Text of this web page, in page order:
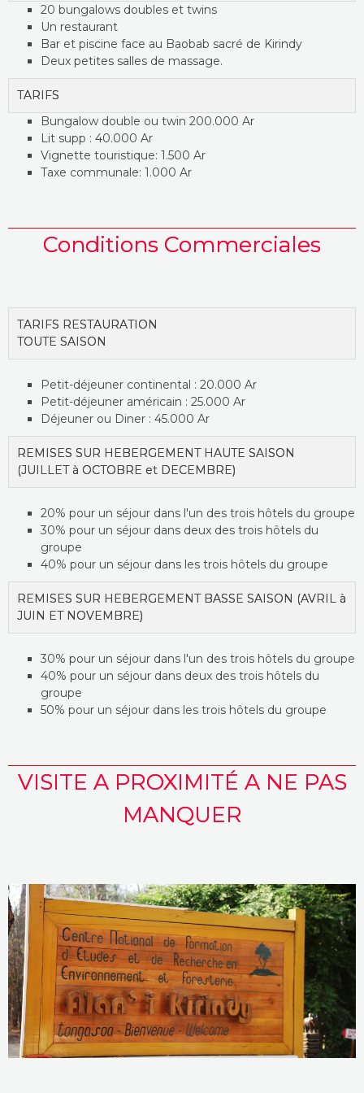
20 bungalows doubles et twins
Un restaurant
Bar et piscine face au Baobab sacré de Kirindy
Deux petites salles de massage.
TARIFS
Bungalow double ou twin 200.000 Ar
Lit supp : 40.000 Ar
Vignette touristique: 1.500 Ar
Taxe communale: 1.000 Ar
Conditions Commerciales
TARIFS RESTAURATION
TOUTE SAISON
Petit-déjeuner continental : 20.000 Ar
Petit-déjeuner américain : 25.000 Ar
Déjeuner ou Diner : 45.000 Ar
REMISES SUR HEBERGEMENT HAUTE SAISON
(JUILLET à OCTOBRE et DECEMBRE)
20% pour un séjour dans l'un des trois hôtels du groupe
30% pour un séjour dans deux des trois hôtels du
groupe
40% pour un séjour dans les trois hôtels du groupe
REMISES SUR HEBERGEMENT BASSE SAISON (AVRIL à
JUIN ET NOVEMBRE)
30% pour un séjour dans l'un des trois hôtels du groupe
40% pour un séjour dans deux des trois hôtels du
groupe
50% pour un séjour dans les trois hôtels du groupe
VISITE A PROXIMITÉ A NE PAS
MANQUER